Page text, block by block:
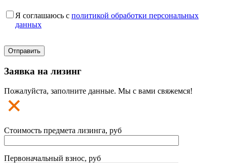
Я соглашаюсь с политикой обработки персональных
данных
Заявка на лизинг
Пожалуйста, заполните данные. Мы с вами свяжемся!
Стоимость предмета лизинга, руб
Первоначальный взнос, руб